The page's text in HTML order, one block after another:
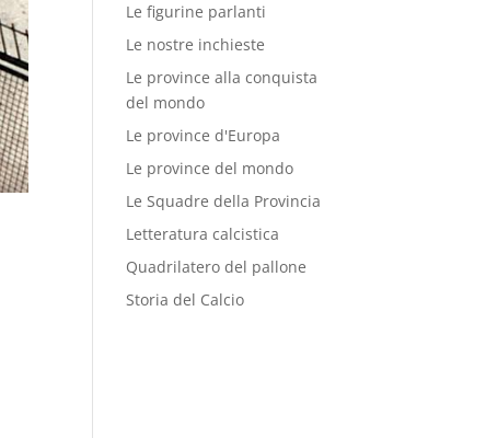
Le figurine parlanti
Le nostre inchieste
Le province alla conquista
del mondo
Le province d'Europa
Le province del mondo
Le Squadre della Provincia
Letteratura calcistica
Quadrilatero del pallone
Storia del Calcio